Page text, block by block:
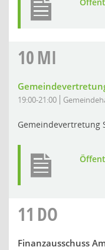
10MI
19:00-21:00
Gemeindevertretung
11 DO
Finanzausschuss